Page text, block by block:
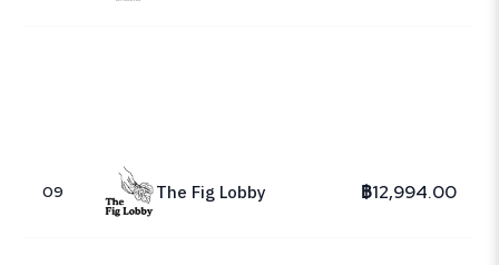
09 The Fig Lobby ฿12,994.00